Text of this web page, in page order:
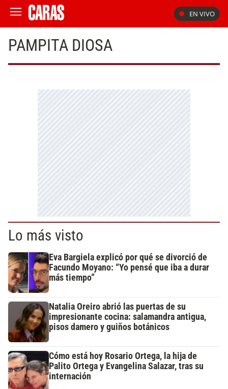
EN VIVO
PAMPITA DIOSA
Lo más visto
Eva Bargiela explicó por qué se divorció de
Facundo Moyano: “Yo pensé que iba a durar
más tiempo”
Natalia Oreiro abrió las puertas de su
impresionante cocina: salamandra antigua,
pisos damero y guiños botánicos
Cómo está hoy Rosario Ortega, la hija de
Palito Ortega y Evangelina Salazar, tras su
internación